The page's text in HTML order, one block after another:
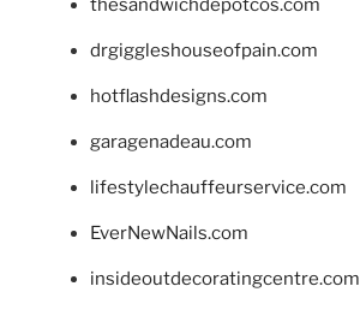
thesandwichdepotcos.com
drgiggleshouseofpain.com
hotflashdesigns.com
garagenadeau.com
lifestylechauffeurservice.com
EverNewNails.com
insideoutdecoratingcentre.com